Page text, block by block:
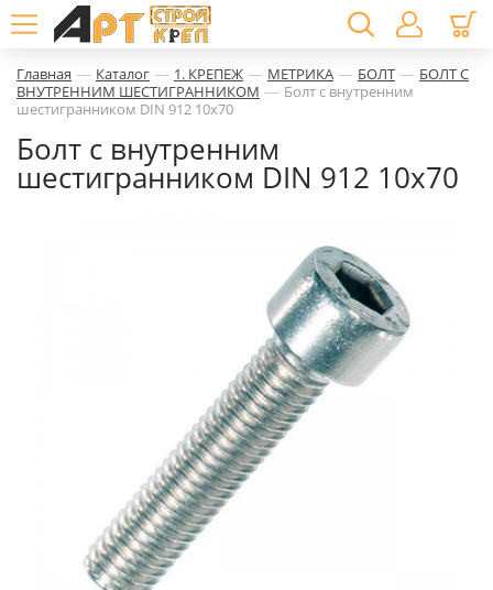
Главная — Каталог — 1. КРЕПЕЖ — МЕТРИКА — БОЛТ — БОЛТ С
ВНУТРЕННИМ ШЕСТИГРАННИКОМ — Болт с внутренним
шестигранником DIN 912 10х70
Болт с внутренним
шестигранником DIN 912 10х70